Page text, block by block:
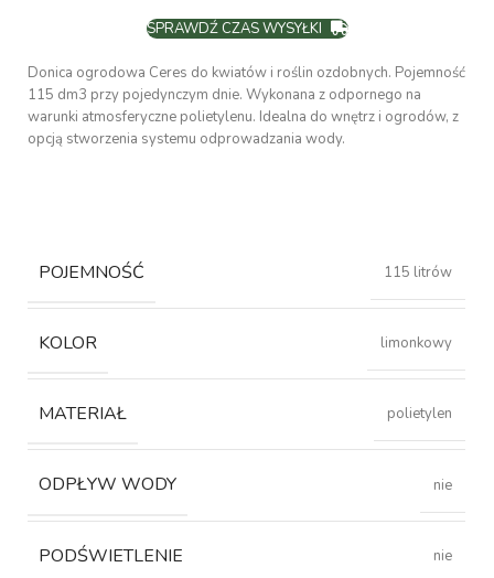
SPRAWDŹ CZAS WYSYŁKI
Donica ogrodowa Ceres do kwiatów i roślin ozdobnych. Pojemność
115 dm3 przy pojedynczym dnie. Wykonana z odpornego na
warunki atmosferyczne polietylenu. Idealna do wnętrz i ogrodów, z
opcją stworzenia systemu odprowadzania wody.
POJEMNOŚĆ 115 litrów
KOLOR limonkowy
MATERIAŁ polietylen
ODPŁYW WODY nie
PODŚWIETLENIE nie